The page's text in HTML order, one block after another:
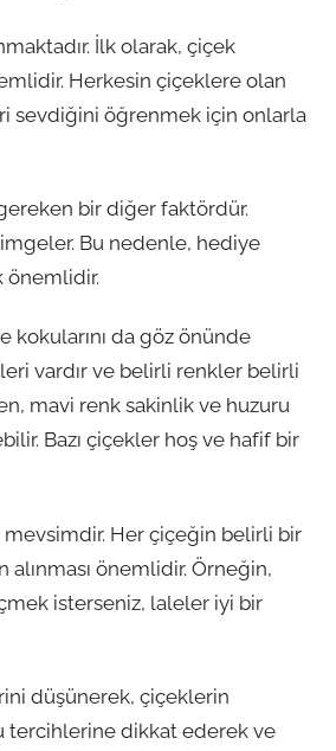
İlk olarak, çiçek
Herkesin çiçeklere olan
sevdiğini öğrenmek için onlarla
bir diğer faktördür.
Bu nedenle, hediye
önemlidir.
kokularını da göz önünde
vardır ve belirli renkler belirli
mavi renk sakinlik ve huzuru
Bazı çiçekler hoş ve hafif bir
Her çiçeğin belirli bir
önemlidir. Örneğin,
isterseniz, laleler iyi bir
düşünerek, çiçeklerin
tercihlerine dikkat ederek ve